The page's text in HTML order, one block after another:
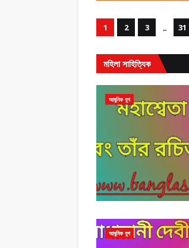
1 2 3 ... 31
মহিলা সাহিত্যিক
আধুনিক যুগ
আধুনিক যুগ